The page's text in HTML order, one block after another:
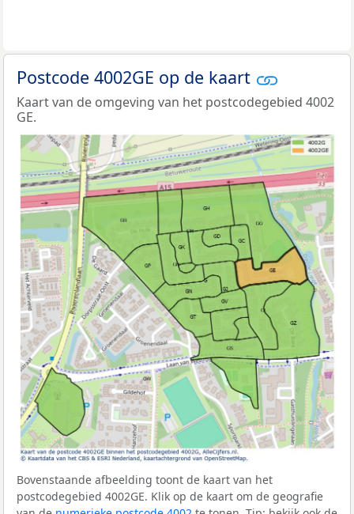
Postcode 4002GE op de kaart
Kaart van de omgeving van het postcodegebied 4002
GE.
Bovenstaande afbeelding toont de kaart van het
postcodegebied 4002GE. Klik op de kaart om de geografie